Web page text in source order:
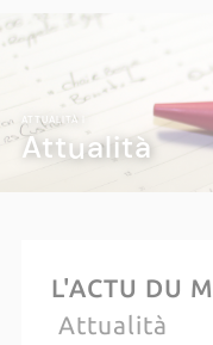
ATTUALITÀ |
Attualità
L'ACTU DU
Attualità